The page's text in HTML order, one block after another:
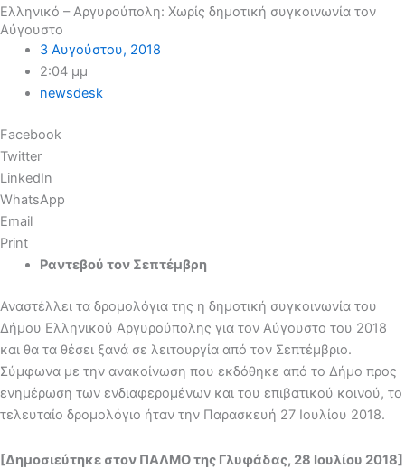
Ελληνικό – Αργυρούπολη: Χωρίς δημοτική συγκοινωνία τον
Αύγουστο
3 Αυγούστου, 2018
2:04 μμ
newsdesk
Facebook
Twitter
LinkedIn
WhatsApp
Email
Print
Ραντεβού τον Σεπτέμβρη
Αναστέλλει τα δρομολόγια της η δημοτική συγκοινωνία του
Δήμου Ελληνικού Αργυρούπολης για τον Αύγουστο του 2018
και θα τα θέσει ξανά σε λειτουργία από τον Σεπτέμβριο.
Σύμφωνα με την ανακοίνωση που εκδόθηκε από το Δήμο προς
ενημέρωση των ενδιαφερομένων και του επιβατικού κοινού, το
τελευταίο δρομολόγιο ήταν την Παρασκευή 27 Ιουλίου 2018.
[Δημοσιεύτηκε στον ΠΑΛΜΟ της Γλυφάδας, 28 Ιουλίου 2018]